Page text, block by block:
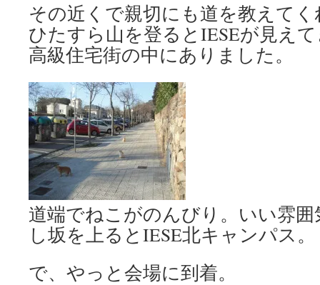
その近くで親切にも道を教えて
ひたすら山を登るとIESEが見え
高級住宅街の中にありました。
道端でねこがのんびり。いい雰
し坂を上るとIESE北キャンパス。
で、やっと会場に到着。